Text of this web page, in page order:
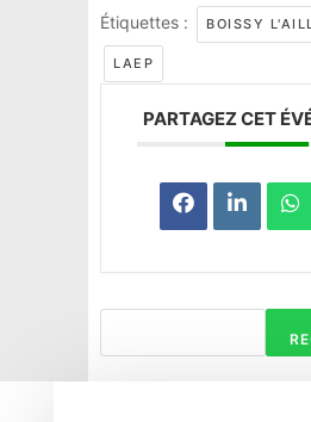
Haravilliers
Étiquettes : BOISSY
LAEP
PARTAGEZ CET